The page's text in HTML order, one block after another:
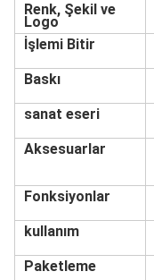
Renk, Şekil ve
Logo
İşlemi Bitir
Baskı
sanat eseri
Aksesuarlar
Fonksiyonlar
kullanım
Paketleme